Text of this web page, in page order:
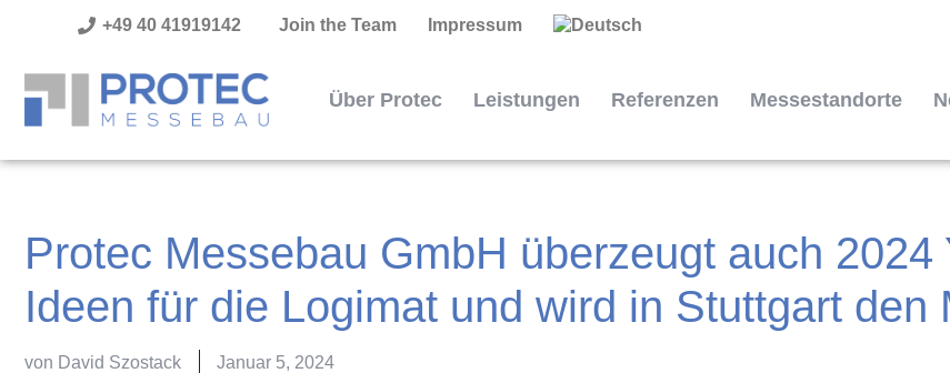
+49 40 41919142 Join the Team Impressum
Über Protec Leistungen Referenzen Messestandorte
Protec Messebau GmbH überzeugt auch
Ideen für die Logimat und wird in Stuttgart den
von David Szostack Januar 5, 2024